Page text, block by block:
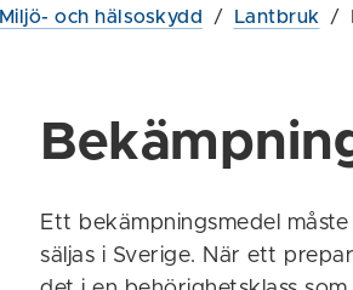
Miljö- och hälsoskydd / Lantbruk /
Ett bekämpningsmedel
säljas i Sverige. När ett